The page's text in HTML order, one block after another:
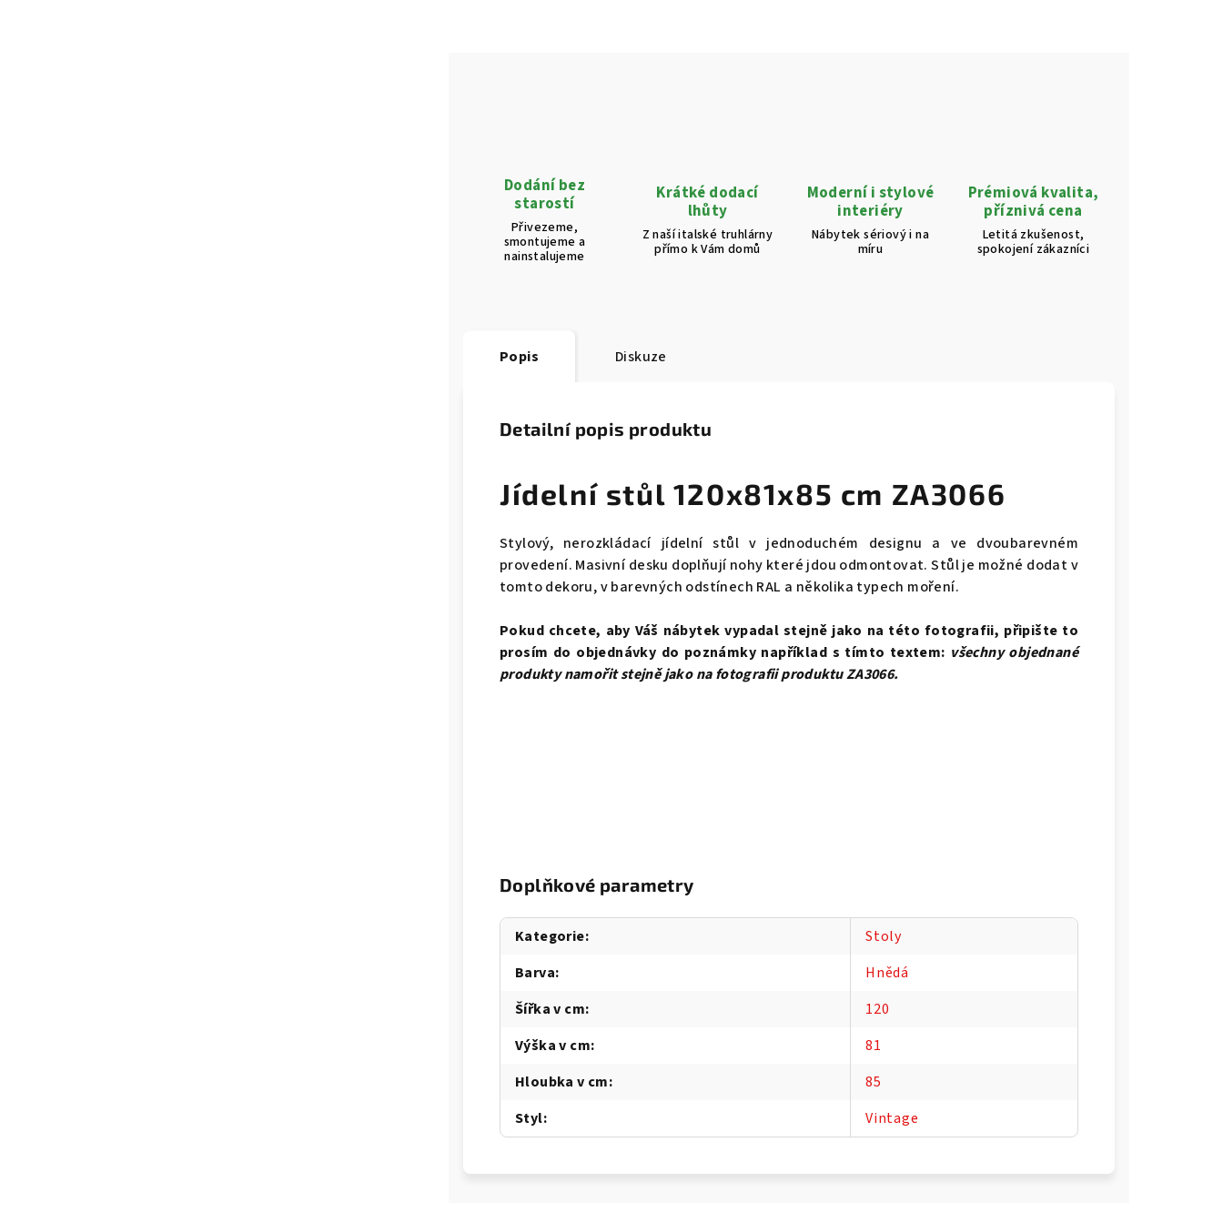
Dodání bez
starostí
Přivezeme,
smontujeme a
nainstalujeme
Krátké dodací
lhůty
Z naší italské truhlárny
přímo k Vám domů
Moderní i stylové
interiéry
Nábytek sériový i na
míru
Prémiová kvalita,
příznivá cena
Letitá zkušenost,
spokojení zákazníci
Popis Diskuze
Detailní popis produktu
Jídelní stůl 120x81x85 cm ZA3066
Stylový, nerozkládací jídelní stůl v jednoduchém designu a ve dvoubarevném
provedení. Masivní desku doplňují nohy které jdou odmontovat. Stůl je možné dodat v
tomto dekoru, v barevných odstínech RAL a několika typech moření.
Pokud chcete, aby Váš nábytek vypadal stejně jako na této fotografii, připište to
prosím do objednávky do poznámky například s tímto textem: všechny objednané
produkty namořit stejně jako na fotografiiproduktu ZA3066.
Doplňkové parametry
Kategorie:
Stoly
Barva:
Hnědá
Šířka v cm:
120
Výška v cm:
81
Hloubka v cm:
85
Styl: Vintage